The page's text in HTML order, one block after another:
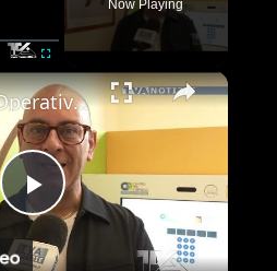
Fullscreen
Now Playing
×
Play
Maniace. Operativo al Comune lo Sportello Virtuale del Centro per l’impiego